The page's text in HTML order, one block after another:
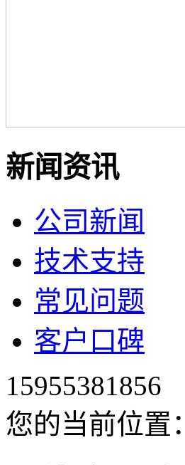
新闻资讯
公司新闻
技术支持
常见问题
客户口碑
15955381856
您的当前位置：